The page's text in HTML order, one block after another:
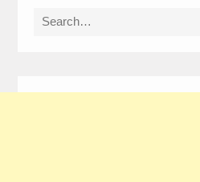
Search